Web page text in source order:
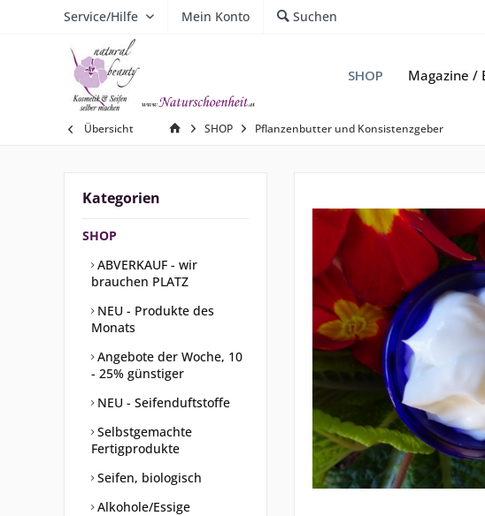
Service/Hilfe Mein Konto Suchen
SHOP Magazine /
Übersicht SHOP Pflanzenbutter und Konsistenzgeber
Kategorien
SHOP
ABVERKAUF - wir
brauchen PLATZ
NEU - Produkte des
Monats
Angebote der Woche, 10
- 25% günstiger
NEU - Seifenduftstoffe
Selbstgemachte
Fertigprodukte
Seifen, biologisch
Alkohole/Essige